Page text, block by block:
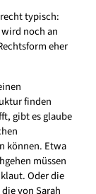
typisch:
noch an
eher
finden
gibt es glaube
können. Etwa
müssen
Oder die
von Sarah